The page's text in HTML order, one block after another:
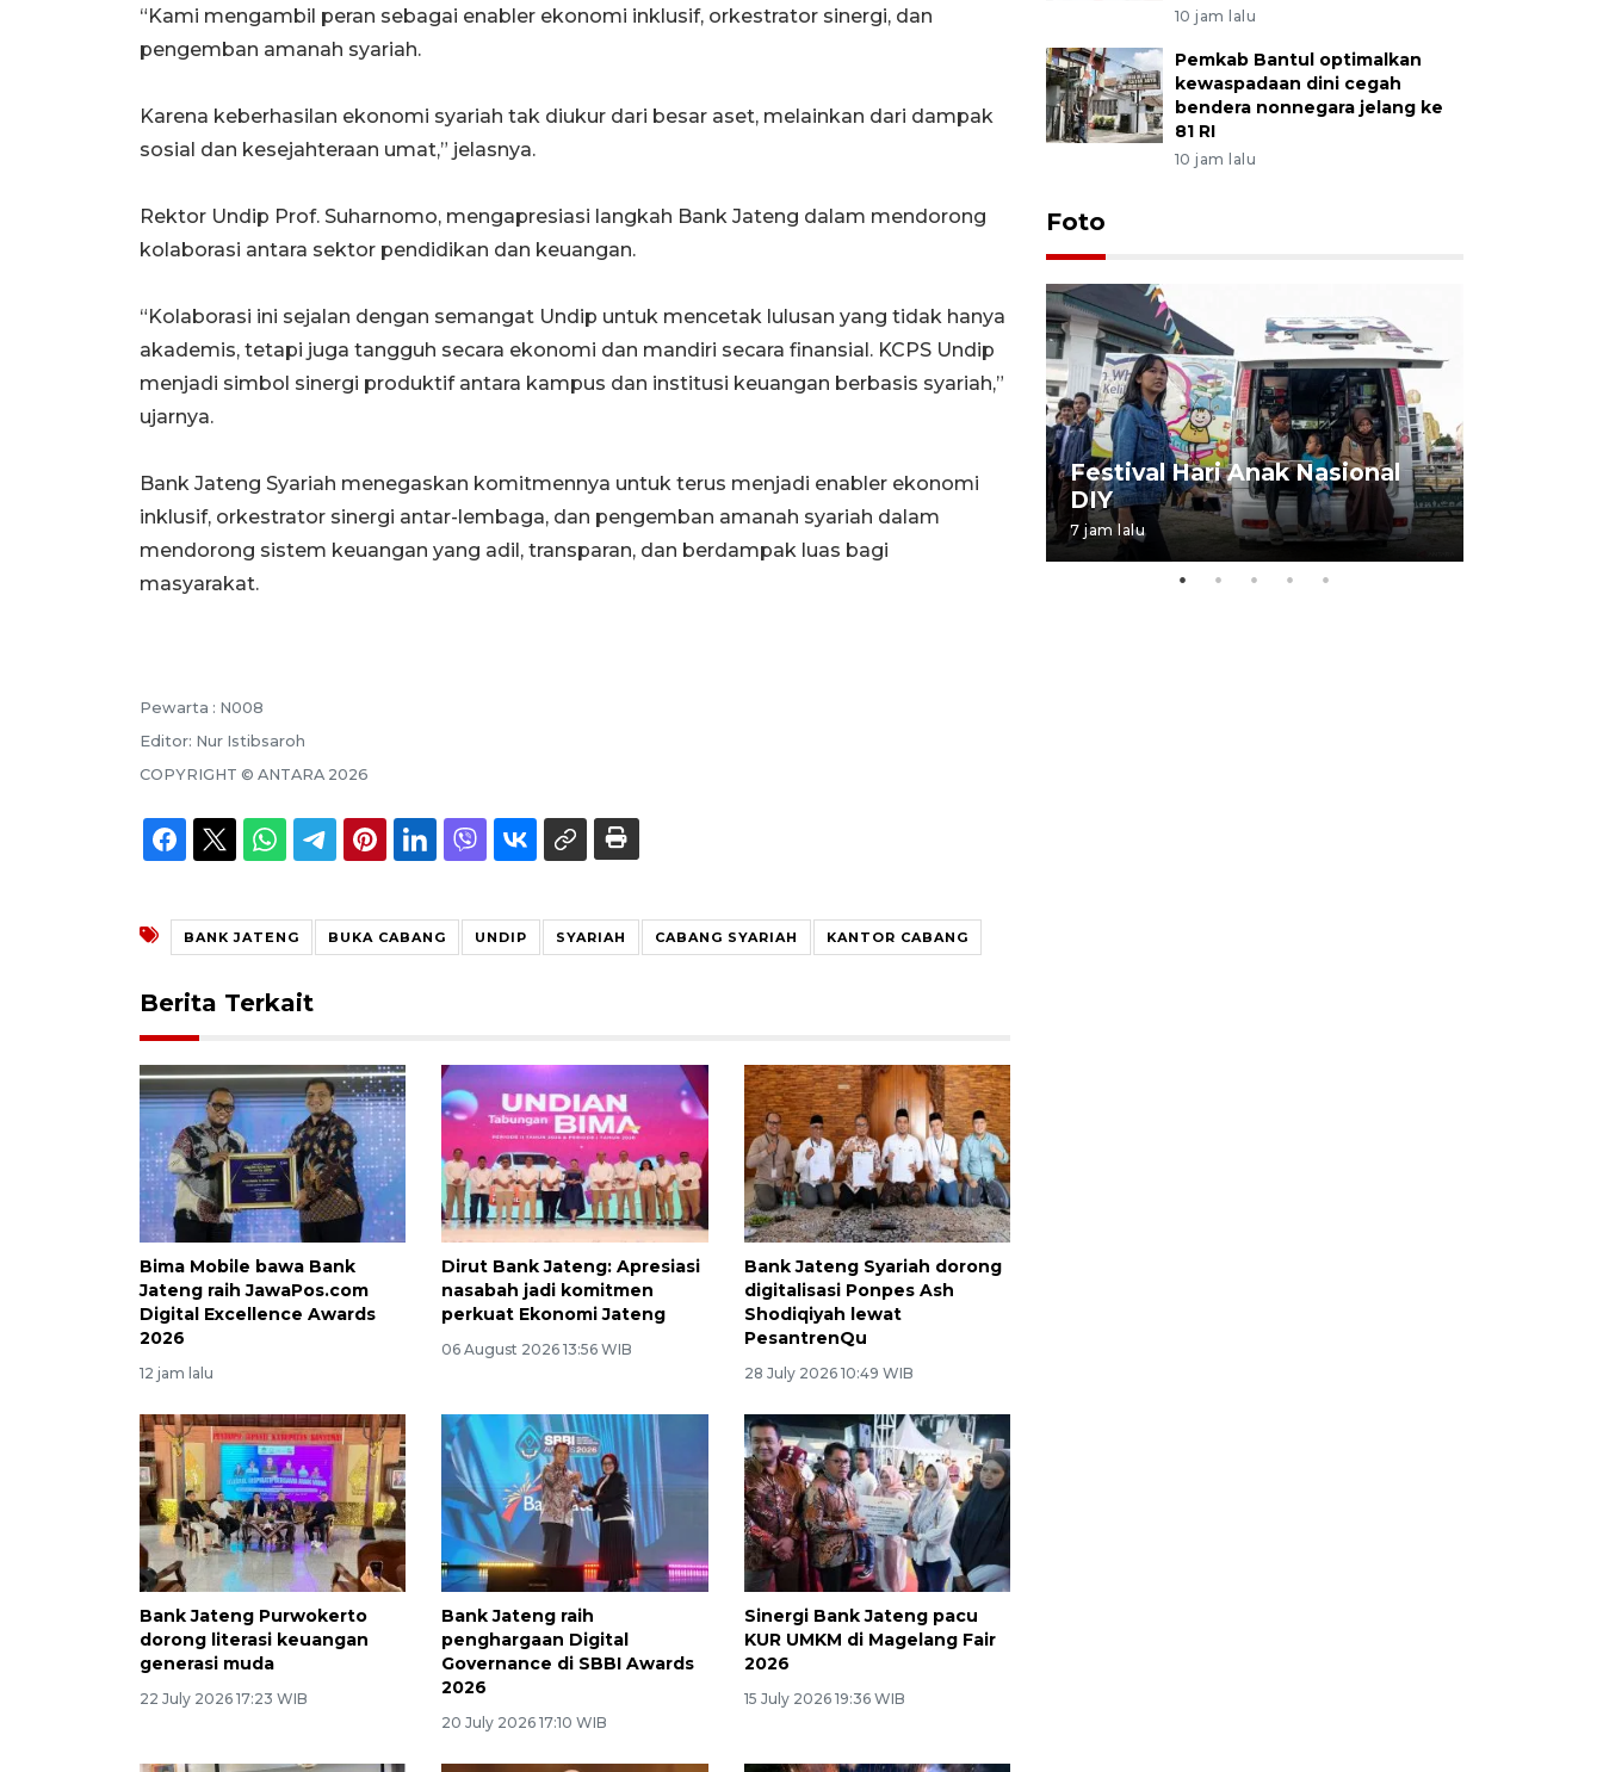
“Kami mengambil peran sebagai enabler ekonomi inklusif, orkestrator sinergi, dan
pengemban amanah syariah.
Karena keberhasilan ekonomi syariah tak diukur dari besar aset, melainkan dari dampak
sosial dan kesejahteraan umat,” jelasnya.
Rektor Undip Prof. Suharnomo, mengapresiasi langkah Bank Jateng dalam mendorong
kolaborasi antara sektor pendidikan dan keuangan.
“Kolaborasi ini sejalan dengan semangat Undip untuk mencetak lulusan yang tidak hanya
akademis, tetapi juga tangguh secara ekonomi dan mandiri secara finansial. KCPS Undip
menjadi simbol sinergi produktif antara kampus dan institusi keuangan berbasis syariah,”
ujarnya.
Bank Jateng Syariah menegaskan komitmennya untuk terus menjadi enabler ekonomi
inklusif, orkestrator sinergi antar-lembaga, dan pengemban amanah syariah dalam
mendorong sistem keuangan yang adil, transparan, dan berdampak luas bagi
masyarakat.
Pewarta : N008
Editor: Nur Istibsaroh
COPYRIGHT © ANTARA 2026
BANK JATENG BUKA CABANG UNDIP SYARIAH CABANG SYARIAH KANTOR CABANG
Berita Terkait
Bima Mobile bawa Bank
Jateng raih JawaPos.com
Digital Excellence Awards
2026
12 jam lalu
Dirut Bank Jateng: Apresiasi
nasabah jadi komitmen
perkuat Ekonomi Jateng
06 August 2026 13:56 WIB
Bank Jateng Syariah dorong
digitalisasi Ponpes Ash
Shodiqiyah lewat
PesantrenQu
28 July 2026 10:49 WIB
Bank Jateng Purwokerto
dorong literasi keuangan
generasi muda
22 July 2026 17:23 WIB
Bank Jateng raih
penghargaan Digital
Governance di SBBI Awards
2026
20 July 2026 17:10 WIB
Sinergi Bank Jateng pacu
KUR UMKM di Magelang Fair
2026
15 July 2026 19:36 WIB
10 jam lalu
Pemkab Bantul optimalkan
kewaspadaan dini cegah
bendera nonnegara jelang ke
81 RI
10 jam lalu
Foto
perkuat sinergi dengan
ANTARA Biro DIY
03 August 2026 17:24 WIB
Festival Hari Anak Nasional
DIY
7 jam lalu